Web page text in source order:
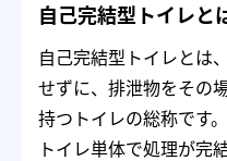
自己完結型トイレと
自己完結型トイレとは
せずに、排泄物をその
持つトイレの総称です。
トイレ単体で処理が完